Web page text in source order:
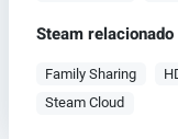
Steam relacionado
Family Sharing
Steam Cloud